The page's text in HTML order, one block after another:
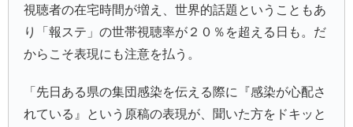
視聴者の在宅時間が増え、世界的話題ということもあ
り「報ステ」の世帯視聴率が２０％を超える日も。だ
からこそ表現にも注意を払う。
「先日ある県の集団感染を伝える際に『感染が心配さ
れている』という原稿の表現が、聞いた方をドキッと